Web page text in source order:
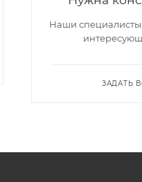
Наши специалисты
ЗАДАТЬ